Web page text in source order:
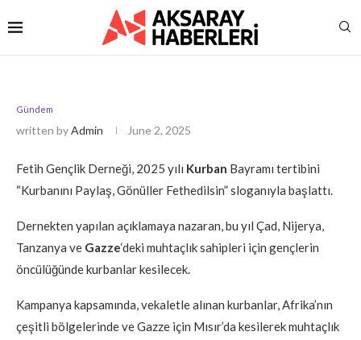
Gündem
written byAdmin June 2, 2025
Fetih Gençlik Derneği, 2025 yılı Kurban Bayramı tertibini
“Kurbanını Paylaş, Gönüller Fethedilsin” sloganıyla başlattı.
Dernekten yapılan açıklamaya nazaran, bu yıl Çad, Nijerya,
Tanzanya ve Gazze‘deki muhtaçlık sahipleri için gençlerin
öncülüğünde kurbanlar kesilecek.
Kampanya kapsamında, vekaletle alınan kurbanlar, Afrika’nın
çeşitli bölgelerinde ve Gazze için Mısır’da kesilerek muhtaçlık